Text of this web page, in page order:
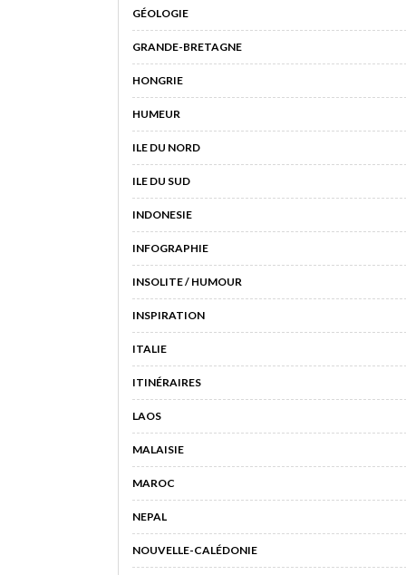
GÉOLOGIE
GRANDE-BRETAGNE
HONGRIE
HUMEUR
ILE DU NORD
ILE DU SUD
INDONESIE
INFOGRAPHIE
INSOLITE / HUMOUR
INSPIRATION
ITALIE
ITINÉRAIRES
LAOS
MALAISIE
MAROC
NEPAL
NOUVELLE-CALÉDONIE